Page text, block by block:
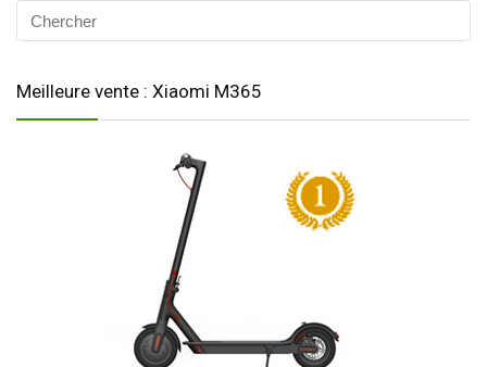
Meilleure vente : Xiaomi M365